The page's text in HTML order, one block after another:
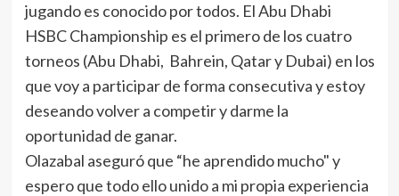
jugando es conocido por todos. El Abu Dhabi
HSBC Championship es el primero de los cuatro
torneos (Abu Dhabi, Bahrein, Qatar y Dubai) en los
que voy a participar de forma consecutiva y estoy
deseando volver a competir y darme la
oportunidad de ganar.
Olazabal aseguró que “he aprendido mucho" y
espero que todo ello unido a mi propia experiencia